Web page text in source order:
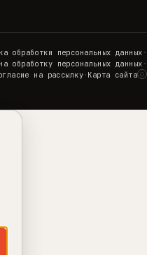
обработки персональных данных ·
обработку персональных данных ·
на рассылку· Карта сайта ◌